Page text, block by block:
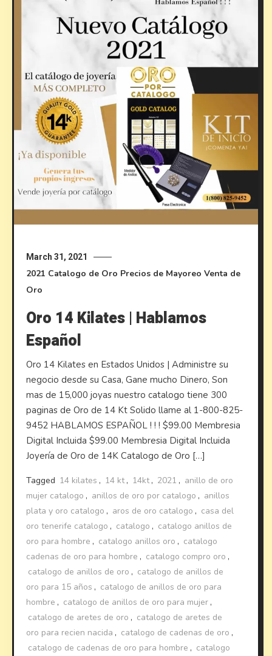
March 31, 2021
2021 Catalogo de Oro Precios de Mayoreo Venta de
Oro
Oro 14 Kilates | Hablamos
Español
Oro 14 Kilates en Estados Unidos | Administre su
negocio desde su Casa, Gane mucho Dinero, Son
mas de 15,000 joyas nuestro catalogo tiene 300
paginas de Oro de 14 Kt Solido llame al 1-800-825-
9452 HABLAMOS ESPAÑOL ! ! ! $99.00 Membresia
Digital Incluida $99.00 Membresia Digital Incluida
Joyería de Oro de 14K Catalogo de Oro […]
Tagged 14 kilates , 14 kt, 14kt, 2021 , anillo de oro
mujer catalogo , anillos de oro por catalogo , anillos
plata y oro catalogo , aros de oro catalogo , casa del
oro tenerife catalogo , catalogo , catalogo anillos de
oro para hombre , catalogo anillos oro , catalogo
cadenas de oro para hombre , catalogo compro oro ,
catalogo de anillos de oro , catalogo de anillos de
oro para 15 años , catalogo de anillos de oro para
hombre , catalogo de anillos de oro para mujer ,
catalogo de aretes de oro , catalogo de aretes de
oro para recien nacida , catalogo de cadenas de oro ,
catalogo de cadenas de oro para hombre , catalogo